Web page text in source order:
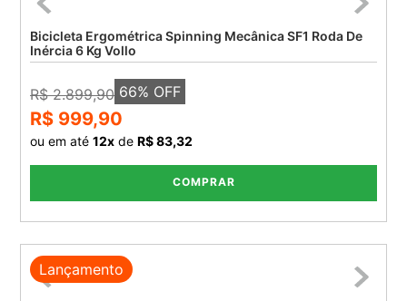
Bicicleta Ergométrica Spinning Mecânica SF1 Roda De
Inércia 6 Kg Vollo
R$ 2.899,90 66% OFF
R$ 999,90
ou em até 12x de R$ 83,32
COMPRAR
Lançamento